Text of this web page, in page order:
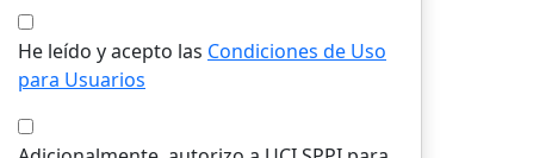
He leído y acepto las Condiciones de Uso
para Usuarios